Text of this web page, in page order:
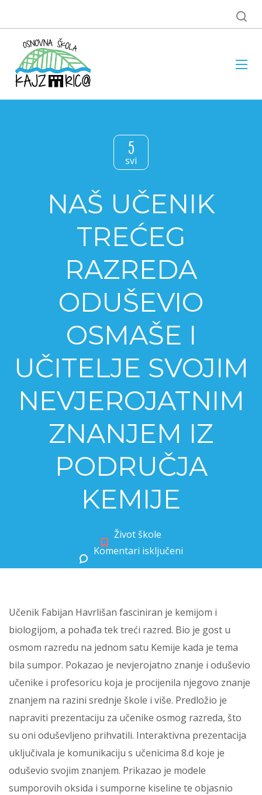
5
svi
NAŠ UČENIK
TREĆEG
RAZREDA
ODUŠEVIO
OSMAŠE I
UČITELJE SVOJIM
NEVJEROJATNIM
ZNANJEM IZ
PODRUČJA
KEMIJE
Život škole
Komentari isključeni
Učenik Fabijan Havrlišan fasciniran je kemijom i
biologijom, a pohađa tek treći razred. Bio je gost u
osmom razredu na jednom satu Kemije kada je tema
bila sumpor. Pokazao je nevjerojatno znanje i oduševio
učenike i profesoricu koja je procijenila njegovo znanje
znanjem na razini srednje škole i više. Predložio je
napraviti prezentaciju za učenike osmog razreda, što
su oni oduševljeno prihvatili. Interaktivna prezentacija
uključivala je komunikaciju s učenicima 8.d koje je
oduševio svojim znanjem. Prikazao je modele
sumporovih oksida i sumporne kiseline te objasnio